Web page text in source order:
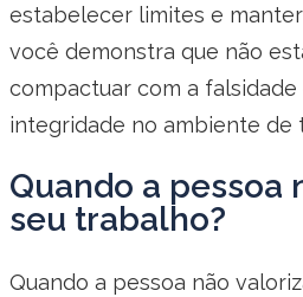
estabelecer limites e
você demonstra que não
compactuar com a falsidade
integridade no ambiente de
Quando a pessoa
seu trabalho?
Quando a pessoa não